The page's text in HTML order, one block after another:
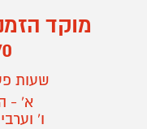
מוקד
שעות
א' -
ו'